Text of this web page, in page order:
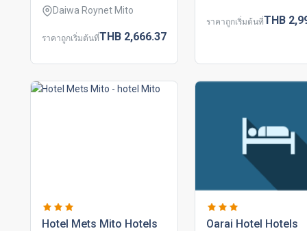
Daiwa Roynet Mito
ราคาถูกเริ่มต้นที่THB 2,666.37
ราคาถูกเริ่มต้นที่THB
hotel mets mito hotels oarai hotel hotels